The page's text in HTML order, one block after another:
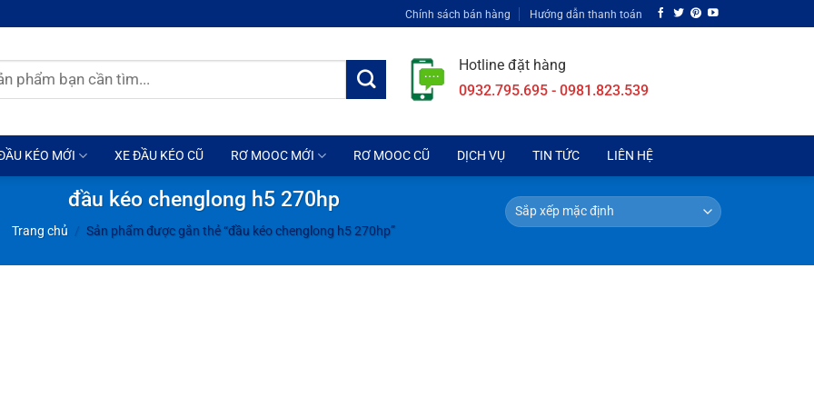
Chính sách bán hàng Hướng dẫn thanh toán
Hotline đặt hàng
0932.795.695 - 0981.823.539
KÉO MỚI XE ĐẦU KÉO CŨ RƠ MOOC MỚI RƠ MOOC CŨ DỊCH VỤ TIN TỨC LIÊN HỆ
đầu kéo chenglong h5 270hp
Trang chủ / Sản phẩm được gắn thẻ “đầu kéo chenglong h5 270hp”